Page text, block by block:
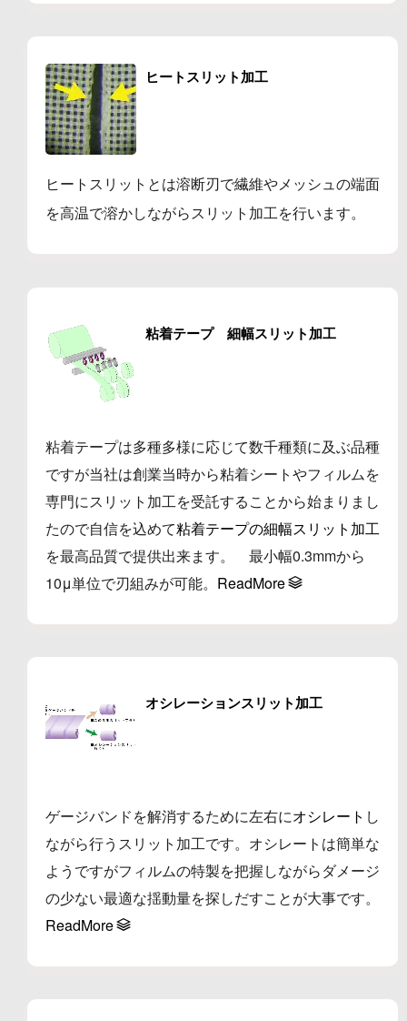
ヒートスリット加工
ヒートスリットとは溶断刃で繊維やメッシュの端面
を高温で溶かしながらスリット加工を行います。
粘着テープ 細幅スリット加工
粘着テープは多種多様に応じて数千種類に及ぶ品種
ですが当社は創業当時から粘着シートやフィルムを
専門にスリット加工を受託することから始まりまし
たので自信を込めて粘着テープの細幅スリット加工
を最高品質で提供出来ます。 最小幅0.3mmから
10μ単位で刃組みが可能。 ReadMore
オシレーションスリット加工
ゲージバンドを解消するために左右にオシレート し
ながら行うスリット加工です。オシレートは簡単な
ようですがフィルムの特製を把握しながらダメージ
の少ない最適な揺動量を探しだすことが大事です。
ReadMore